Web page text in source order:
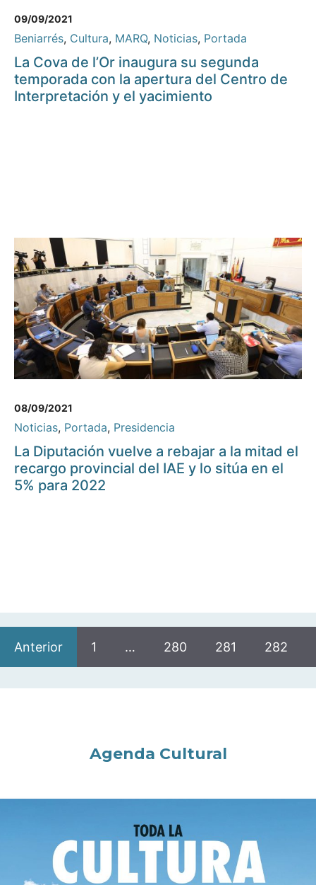
09/09/2021
Beniarrés, Cultura, MARQ, Noticias, Portada
La Cova de l’Or inaugura su segunda
temporada con la apertura del Centro de
Interpretación y el yacimiento
08/09/2021
Noticias, Portada, Presidencia
La Diputación vuelve a rebajar a la mitad el
recargo provincial del IAE y lo sitúa en el
5% para 2022
Anterior 1 … 280 281 282
Agenda Cultural